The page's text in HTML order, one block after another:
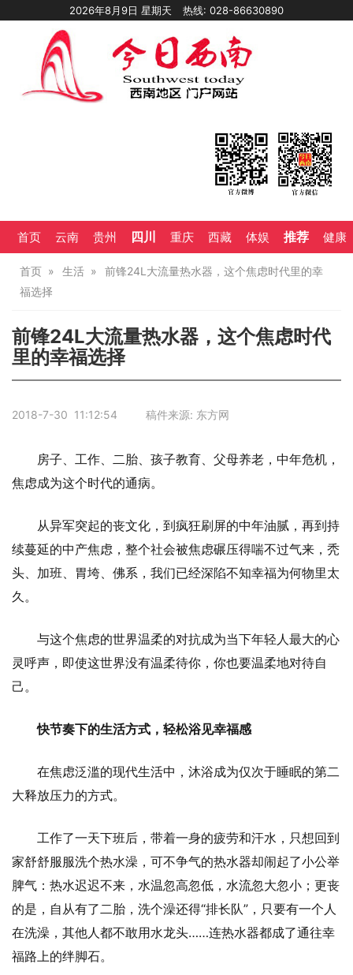
2026年8月9日 星期天 热线: 028-86630890
首页 云南 贵州 四川 重庆 西藏 体娱 推荐 健康
首页 生活
前锋24L大流量热水器，这个焦虑时代里的幸
福选择
前锋24L大流量热水器，这个焦虑时代
里的幸福选择
2018-7-30 11:12:54 稿件来源: 东方网
房子、工作、二胎、孩子教育、父母养老，中年危机，
焦虑成为这个时代的通病。
从异军突起的丧文化，到疯狂刷屏的中年油腻，再到持
续蔓延的中产焦虑，整个社会被焦虑碾压得喘不过气来，秃
头、加班、胃垮、佛系，我们已经深陷不知幸福为何物里太
久。
与这个焦虑的世界温柔的对抗成为当下年轻人最大的心
灵呼声，即使这世界没有温柔待你，你也要温柔地对待自
己。
快节奏下的生活方式，轻松浴见幸福感
在焦虑泛滥的现代生活中，沐浴成为仅次于睡眠的第二
大释放压力的方式。
工作了一天下班后，带着一身的疲劳和汗水，只想回到
家舒舒服服洗个热水澡，可不争气的热水器却闹起了小公举
脾气：热水迟迟不来，水温忽高忽低，水流忽大忽小；更丧
的是，自从有了二胎，洗个澡还得“排长队”，只要有一个人
在洗澡，其他人都不敢用水龙头……连热水器都成了通往幸
福路上的绊脚石。